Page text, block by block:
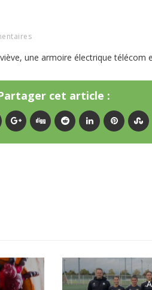
une armoire électrique télécom
cet article :